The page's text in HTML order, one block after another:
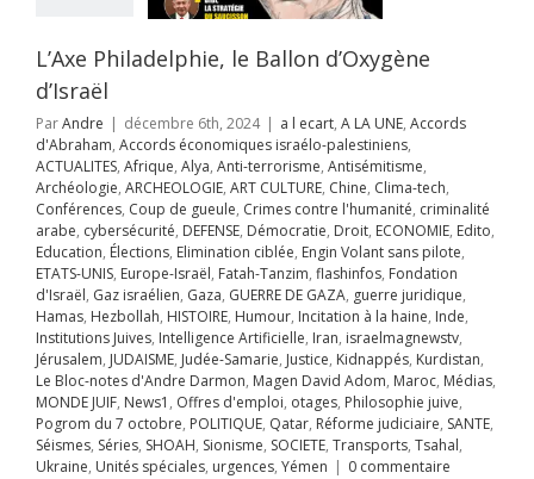
Humour
à la haine Inde
Juives
Artificielle
Iran
JUDAISME
Justice
Kurdistan
Le
d'Andre
Magen David
Maroc Médias
News1
Offres
otages
juive Pogrom
POLITIQUE
judiciaire
Séismes Séries
SOCIETE
Tsahal
Unités spéciales
L’Axe Philadelphie, le Ballon d’Oxygène
d’Israël
ParAndre | décembre 6th, 2024 | a l ecart, A LA UNE, Accords
d'Abraham, Accords économiques israélo-palestiniens,
ACTUALITES, Afrique, Alya, Anti-terrorisme, Antisémitisme,
Archéologie, ARCHEOLOGIE, ART CULTURE, Chine, Clima-tech,
Conférences, Coup de gueule, Crimes contre l'humanité, criminalité
arabe, cybersécurité, DEFENSE, Démocratie, Droit, ECONOMIE, Edito,
Education, Élections, Elimination ciblée, Engin Volant sans pilote,
ETATS-UNIS, Europe-Israël, Fatah-Tanzim, flashinfos, Fondation
d'Israël, Gaz israélien, Gaza, GUERRE DE GAZA, guerre juridique,
Hamas, Hezbollah, HISTOIRE, Humour, Incitation à la haine, Inde,
Institutions Juives, Intelligence Artificielle, Iran, israelmagnewstv,
Jérusalem, JUDAISME, Judée-Samarie, Justice, Kidnappés, Kurdistan,
Le Bloc-notes d'Andre Darmon, Magen David Adom, Maroc, Médias,
MONDE JUIF, News1 , Offres d'emploi, otages, Philosophie juive,
Pogrom du 7 octobre, POLITIQUE, Qatar, Réforme judiciaire, SANTE,
Séismes, Séries, SHOAH, Sionisme, SOCIETE, Transports, Tsahal,
Ukraine, Unités spéciales, urgences, Yémen | 0 commentaire